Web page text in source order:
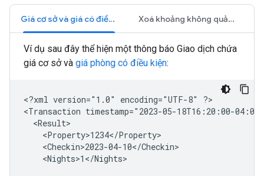
Giá cơ sở và giá có điều kiện Xoá khoảng không quảng cáo
Ví dụ sau đây thể hiện một thông báo Giao dịch chứa
giá cơ sở và giá phòng có điều kiện:
<?xml version="1.0" encoding="UTF-8"
?>
<Transaction timestamp="2023-05-18T16:20:00-04:00"
<Nights>1</Nights>